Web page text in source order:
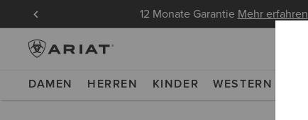
12 Monate Garantie Mehr erfahren
DAMEN HERREN KINDER WESTERN